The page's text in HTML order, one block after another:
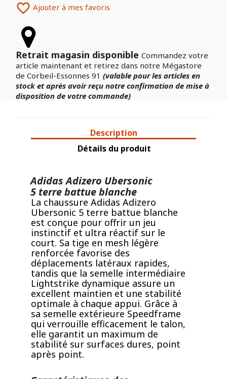
 Ajouter à mes favoris
Retrait magasin disponible Commandez votre
article maintenant et retirez dans notre Mégastore
de Corbeil-Essonnes 91 (valable pour les articles en
stock et après avoir reçu notre confirmation de mise à
disposition de votre commande)
Description
Détails du produit
Adidas Adizero Ubersonic
5 terre battue blanche
La chaussure Adidas Adizero
Ubersonic 5 terre battue blanche
est conçue pour offrir un jeu
instinctif et ultra réactif sur le
court. Sa tige en mesh légère
renforcée favorise des
déplacements latéraux rapides,
tandis que la semelle intermédiaire
Lightstrike dynamique assure un
excellent maintien et une stabilité
optimale à chaque appui. Grâce à
sa semelle extérieure Speedframe
qui verrouille efficacement le talon,
elle garantit un maximum de
stabilité sur surfaces dures, point
après point.